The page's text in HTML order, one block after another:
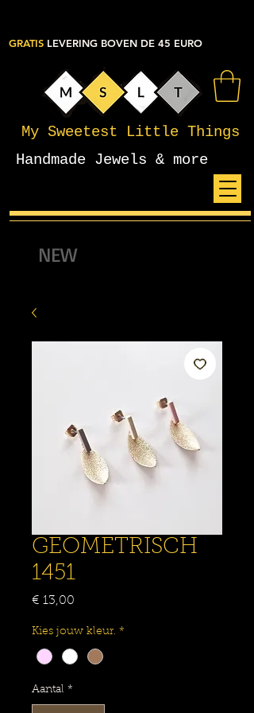
My Sweetest Little Things
Handmade Jewels & more
GRATIS LEVERING BOVEN DE 45 EURO
NEW
GEOMETRISCH
1451
€ 13,00
Kies jouw kleur. *
Aantal *